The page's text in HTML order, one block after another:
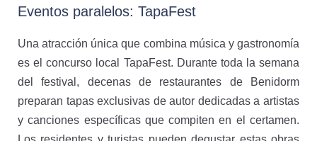
Eventos paralelos: TapaFest
Una atracción única que combina música y gastronomía
es el concurso local TapaFest. Durante toda la semana
del festival, decenas de restaurantes de Benidorm
preparan tapas exclusivas de autor dedicadas a artistas
y canciones específicas que compiten en el certamen.